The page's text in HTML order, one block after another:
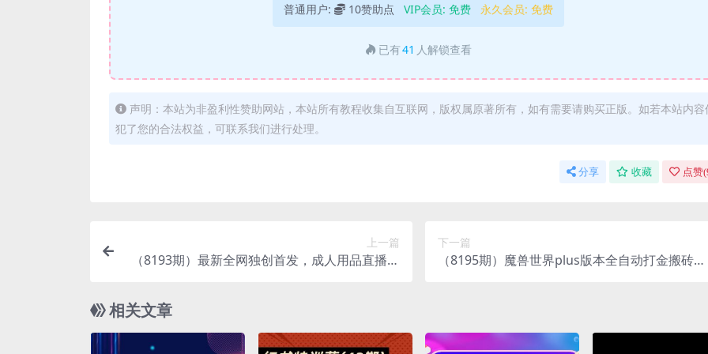
普通用户: 10赞助点 VIP会员: 免费 永久会员: 免费
已有41 人解锁查看
声明：本站为非盈利性赞助网站，本站所有教程收集自互联网，版权属原著所有，如有需要请购买正版。如若本站内容
犯了您的合法权益，可联系我们进行处理。
分享 收藏 点赞(
上一篇
（8193期）最新全网独创首发，成人用品直播引
下一篇
（8195期）魔兽世界plus版本全自动打金搬砖，
相关文章